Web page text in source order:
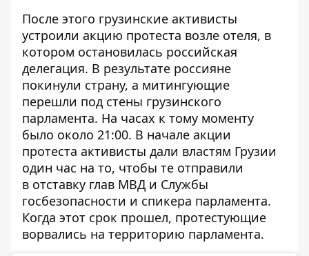
После этого грузинские активисты
устроили акцию протеста возле отеля, в
котором остановилась российская
делегация. В результате россияне
покинули страну, а митингующие
перешли под стены грузинского
парламента. На часах к тому моменту
было около 21:00. В начале акции
протеста активисты дали властям Грузии
один час на то, чтобы те отправили
в отставку глав МВД и Службы
госбезопасности и спикера парламента.
Когда этот срок прошел, протестующие
ворвались на территорию парламента.